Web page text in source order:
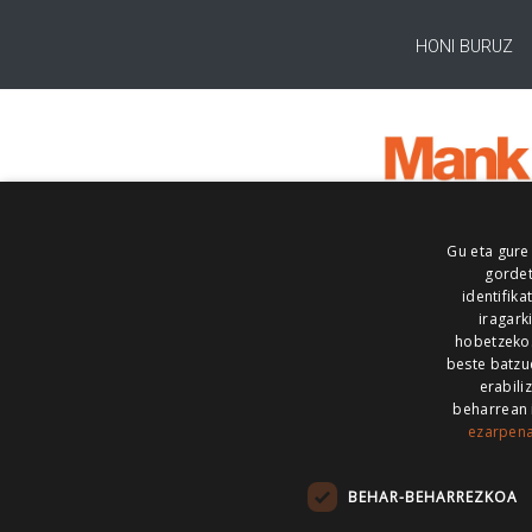
HONI BURUZ
ALEA
MAILOPE NOAUA
Gu eta
hobetzeko.
beste
beharrean
BEHAR-BEHARREZKOA